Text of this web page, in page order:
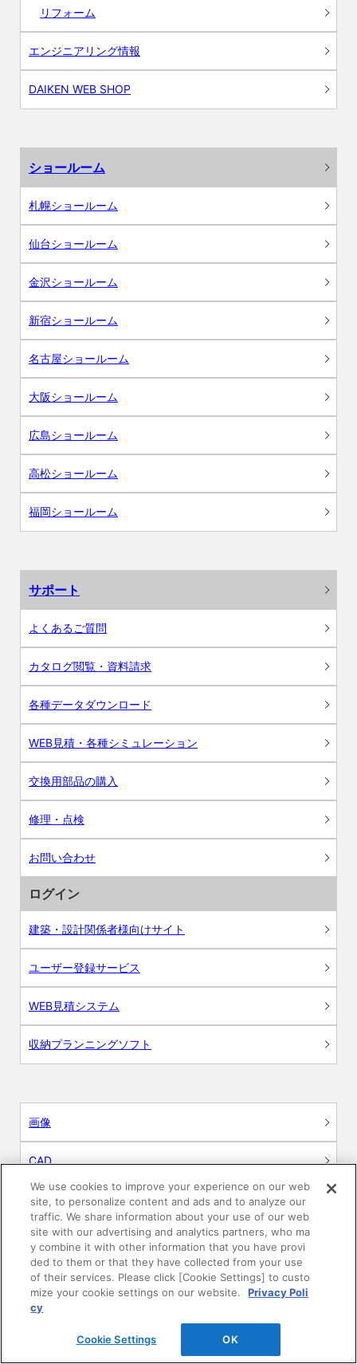
リフォーム
エンジニアリング情報
DAIKEN WEB SHOP
ショールーム
札幌ショールーム
仙台ショールーム
金沢ショールーム
新宿ショールーム
名古屋ショールーム
大阪ショールーム
広島ショールーム
高松ショールーム
福岡ショールーム
サポート
よくあるご質問
カタログ閲覧・資料請求
各種データダウンロード
WEB見積・各種シミュレーション
交換用部品の購入
修理・点検
お問い合わせ
ログイン
建築・設計関係者様向けサイト
ユーザー登録サービス
WEB見積システム
収納プランニングソフト
画像
CAD
BIM用テクスチャー
図面（PDF）
申請関係認定書類
施工・取扱説明書
We use cookies to improve your experience on our web
site, to personalize content and ads and to analyze our
traffic. We share information about your use of our web
site with our advertising and analytics partners, who ma
y combine it with other information that you have provi
ded to them or that they have collected from your use
of their services. Please click [Cookie Settings] to custo
mize your cookie settings on our website.
Privacy Poli
cy
Cookie Settings OK